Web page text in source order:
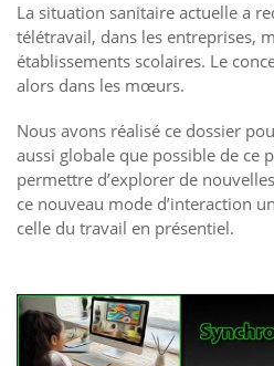
La situation sanitaire actuelle a
télétravail, dans les entreprises,
établissements scolaires. Le
alors dans les mœurs.
Nous avons réalisé ce dossier
aussi globale que possible de ce
permettre d’explorer de
ce nouveau mode d’interaction
celle du travail en présentiel.